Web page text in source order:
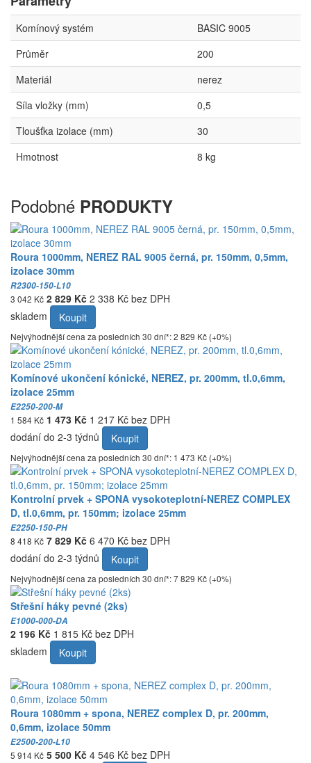
Komínový systém
BASIC 9005
Průměr
200
Materiál
nerez
Síla vložky (mm)
0,5
Tloušťka izolace (mm)
30
Hmotnost
8 kg
Podobné PRODUKTY
Roura 1000mm, NEREZ RAL 9005 černá, pr. 150mm, 0,5mm,
izolace 30mm
R2300-150-L10
3 042 Kč 2 829 Kč 2 338 Kč bez DPH
skladem
Koupit
Nejvýhodnější cena za posledních 30 dní*: 2 829 Kč (+0%)
Komínové ukončení kónické, NEREZ, pr. 200mm, tl.0,6mm,
izolace 25mm
E2250-200-M
1 584 Kč 1 473 Kč 1 217 Kč bez DPH
dodání do 2-3 týdnů
Koupit
Nejvýhodnější cena za posledních 30 dní*: 1 473 Kč (+0%)
Kontrolní prvek + SPONA vysokoteplotní-NEREZ COMPLEX
D, tl.0,6mm, pr. 150mm; izolace 25mm
E2250-150-PH
8 418 Kč 7 829 Kč 6 470 Kč bez DPH
dodání do 2-3 týdnů
Koupit
Nejvýhodnější cena za posledních 30 dní*: 7 829 Kč (+0%)
Střešní háky pevné (2ks)
E1000-000-DA
2 196 Kč 1 815 Kč bez DPH
skladem
Koupit
Roura 1080mm + spona, NEREZ complex D, pr. 200mm,
0,6mm, izolace 50mm
E2500-200-L10
5 914 Kč 5 500 Kč 4 546 Kč bez DPH